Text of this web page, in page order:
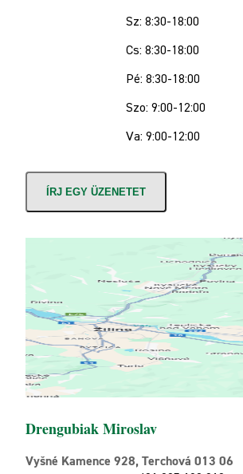
Sz: 8:30-18:00
Cs: 8:30-18:00
Pé: 8:30-18:00
Szo: 9:00-12:00
Va: 9:00-12:00
ÍRJ EGY ÜZENETET
Drengubiak Miroslav
Vyšné Kamence 928, Terchová 013 06